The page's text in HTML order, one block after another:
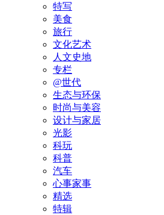
特写
美食
旅行
文化艺术
人文史地
专栏
@世代
生态与环保
时尚与美容
设计与家居
光影
科玩
科普
汽车
心事家事
精选
特辑